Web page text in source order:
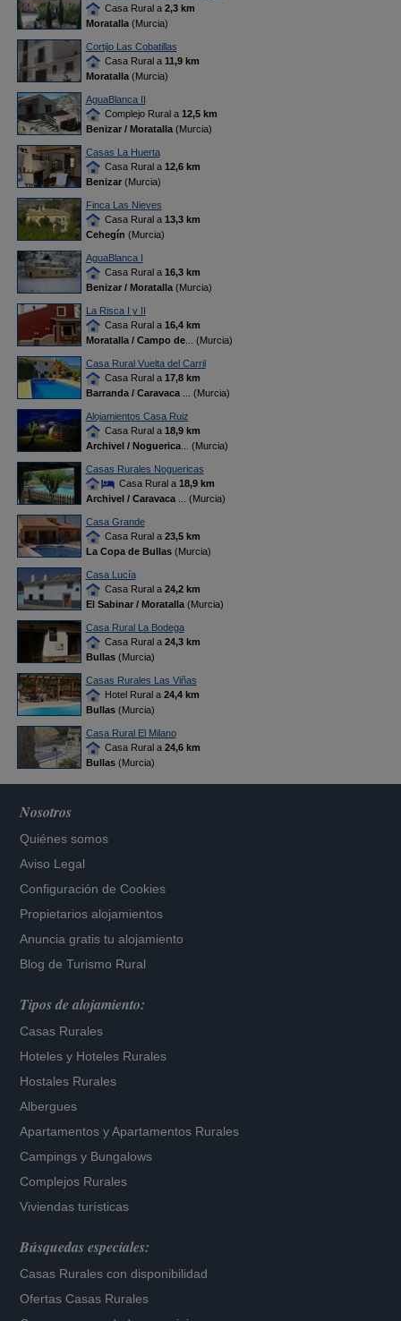
Casa Rural a 2,3 km
Moratalla(Murcia)
Cortijo Las Cobatillas
Casa Rural a 11,9 km
Moratalla(Murcia)
AguaBlanca II
Complejo Rural a 12,5 km
Benizar / Moratalla(Murcia)
Casas La Huerta
Casa Rural a 12,6 km
Benizar(Murcia)
Finca Las Nieves
Casa Rural a 13,3 km
Cehegín (Murcia)
AguaBlanca I
Casa Rural a 16,3 km
Benizar / Moratalla(Murcia)
La Risca I y II
Casa Rural a 16,4 km
Moratalla / Campo de... (Murcia)
Casa Rural Vuelta del Carril
Casa Rural a 17,8 km
Barranda / Caravaca
... (Murcia)
Alojamientos Casa Ruiz
Casa Rural a 18,9 km
Archivel / Noguerica... (Murcia)
Casas Rurales Noguericas
Casa Rural a 18,9 km
Archivel / Caravaca
... (Murcia)
Casa Grande
Casa Rural a 23,5 km
La Copa de Bullas(Murcia)
Casa Lucía
Casa Rural a 24,2 km
El Sabinar / Moratalla(Murcia)
Casa Rural La Bodega
Casa Rural a 24,3 km
Bullas(Murcia)
Casas Rurales Las Viñas
Hotel Rural a 24,4 km
Bullas(Murcia)
Casa Rural El Milano
Casa Rural a 24,6 km
Bullas(Murcia)
Nosotros
Quiénes somos
Aviso Legal
Configuración de Cookies
Propietarios alojamientos
Anuncia gratis tu alojamiento
Blog de Turismo Rural
Tipos de alojamiento:
Casas Rurales
Hoteles y Hoteles Rurales
Hostales Rurales
Albergues
Apartamentos yApartamentos Rurales
Campings y Bungalows
Complejos Rurales
Viviendas turísticas
Búsquedas especiales:
Casas Rurales con disponibilidad
Ofertas Casas Rurales